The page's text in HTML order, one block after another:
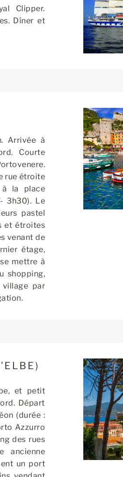
Clipper.
Dîner et
Arrivée à
Courte
rue étroite
à la place
3h30). Le
pastel
et étroites
venant de
étage,
mettre à
shopping,
par
et petit
Départ
(durée :
Azzurro
des rues
ancienne
un port